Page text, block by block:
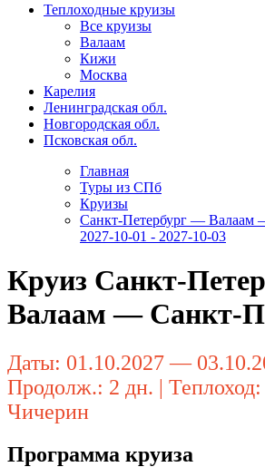
Теплоходные круизы
Все круизы
Валаам
Кижи
Москва
Карелия
Ленинградская обл.
Новгородская обл.
Псковская обл.
Главная
Туры из СПб
Круизы
Санкт-Петербург — Валаам
2027-10-01 - 2027-10-03
Круиз Санкт-
Валаам — Санкт-
Даты: 01.10.2027 —
Продолж.: 2 дн. | Теплоход:
Чичерин
Программа круиза